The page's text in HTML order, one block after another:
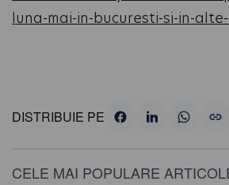
luna-mai-in-bucuresti-si-in-
DISTRIBUIE PE
CELE MAI POPULARE